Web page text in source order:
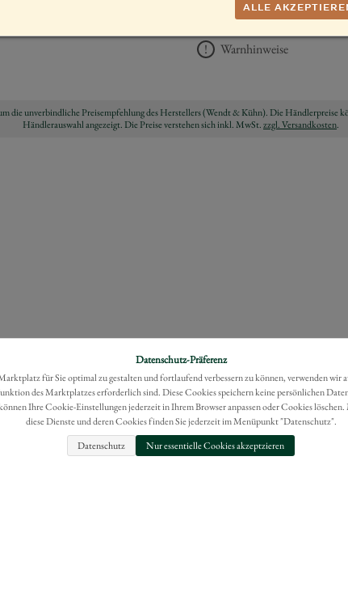
Herstellerangaben
Warnhinweise
die unverbindliche Preisempfehlung des Herstellers (Wendt & Kühn). Die Händlerpreise
Händlerauswahl angezeigt. Die Preise verstehen sich inkl. MwSt.zzgl. Versandkosten.
Datenschutz-Präferenz
für Sie optimal zu gestalten und fortlaufend verbessern zu können, verwenden wir
des Marktplatzes erforderlich sind. Diese Cookies speichern keine persönlichen
Ihre Cookie-Einstellungen jederzeit in Ihrem Browser anpassen oder Cookies
diese Dienste und deren Cookies finden Sie jederzeit im Menüpunkt "Datenschutz".
Datenschutz
Nur essentielle Cookies akzeptzieren
ALLE